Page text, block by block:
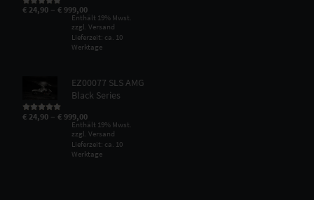
Bewertet mit
von 5
€ 24,90 –€ 999,00
Enthält 19% Mwst.
zzgl.Versand
Lieferzeit: ca. 10
Werktage
EZ00077 SLS AMG
Black Series
Bewertet mit
von 5
€ 24,90 –€ 999,00
Enthält 19% Mwst.
zzgl.Versand
Lieferzeit: ca. 10
Werktage